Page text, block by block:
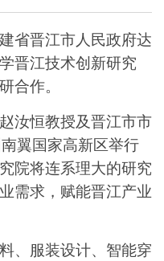
省晋江市人民政府达
晋江技术创新研究
合作。
汝恒教授及晋江市市
翼国家高新区举行
院将连系理大的研究
需求，赋能晋江产业
、服装设计、智能穿